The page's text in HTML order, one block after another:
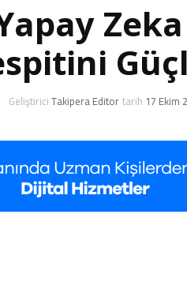
GeliştiriciTakipera Editortarih 17 Ekim